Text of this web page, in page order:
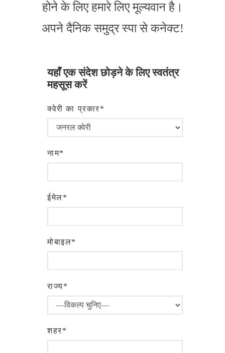
होने के लिए हमारे लिए मूल्यवान है।
अपने दैनिक समुद्र स्पा से कनेक्ट!
यहाँ एक संदेश छोड़ने के लिए स्वतंत्र
महसूस करें
क्वेरी का प्रकार*
नाम*
ईमेल*
मोबाइल*
राज्य*
शहर*